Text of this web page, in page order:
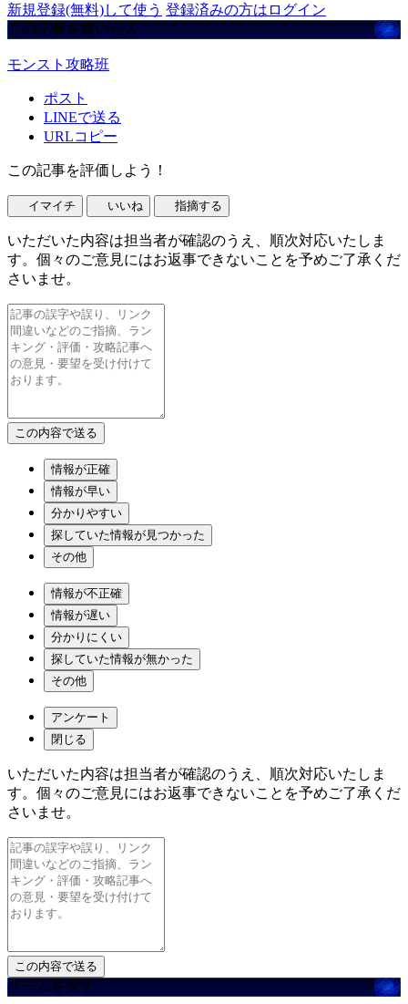
新規登録(無料)して使う 登録済みの方はログイン
この記事を書いた人
モンスト攻略班
ポスト
LINEで送る
URLコピー
この記事を評価しよう！
イマイチ いいね 指摘する
いただいた内容は担当者が確認のうえ、順次対応いたしま
す。個々のご意見にはお返事できないことを予めご了承くだ
さいませ。
情報が正確
情報が早い
分かりやすい
探していた情報が見つかった
その他
情報が不正確
情報が遅い
分かりにくい
探していた情報が無かった
その他
アンケート
閉じる
いただいた内容は担当者が確認のうえ、順次対応いたしま
す。個々のご意見にはお返事できないことを予めご了承くだ
さいませ。
ゲームを探す